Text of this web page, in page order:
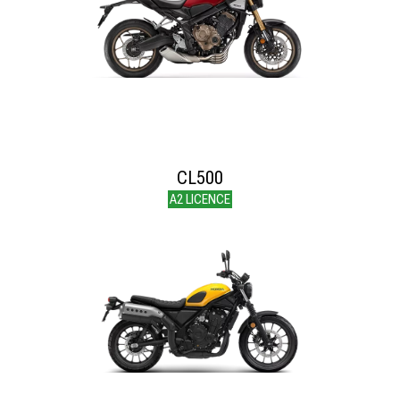
CL500
A2 LICENCE